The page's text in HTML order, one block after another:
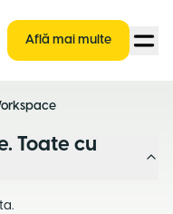
Află mai multe
Toate cu